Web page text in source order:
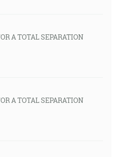
A TOTAL SEPARATION
A TOTAL SEPARATION